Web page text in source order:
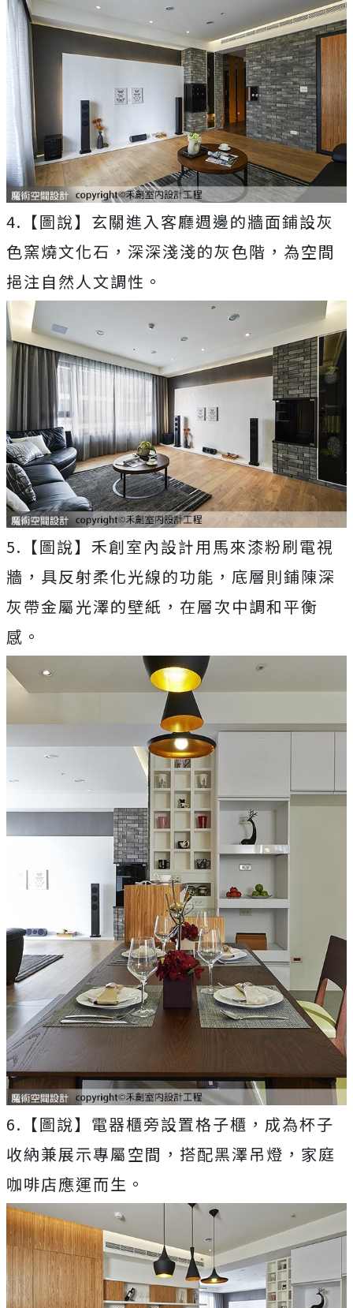
4.【圖說】玄關進入客廳週邊的牆面鋪設灰
色窯燒文化石，深深淺淺的灰色階，為空間
挹注自然人文調性。
5.【圖說】禾創室內設計用馬來漆粉刷電視
牆，具反射柔化光線的功能，底層則鋪陳深
灰帶金屬光澤的壁紙，在層次中調和平衡
感。
6.【圖說】電器櫃旁設置格子櫃，成為杯子
收納兼展示專屬空間，搭配黑澤吊燈，家庭
咖啡店應運而生。